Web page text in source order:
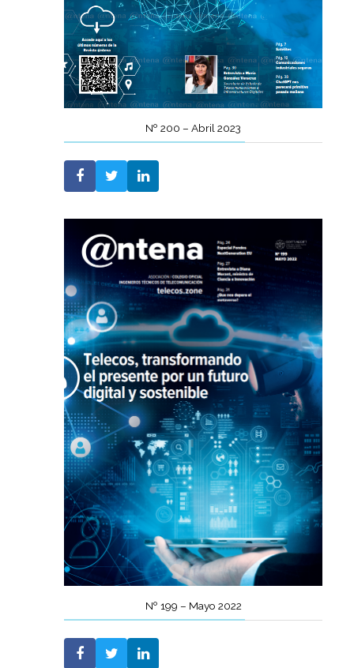
Nº 200 – Abril 2023
Nº 199 – Mayo 2022